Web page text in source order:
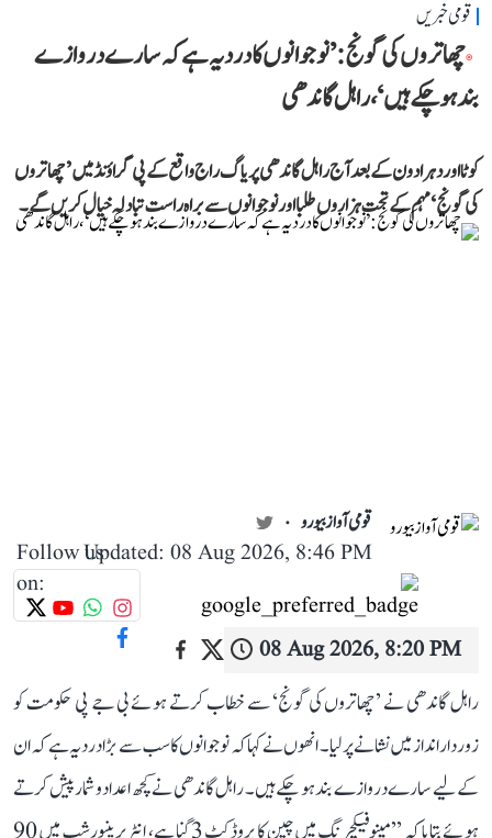
قومی خبریں
چھاتروں کی گونج: ’نوجوانوں کا درد یہ ہے کہ سارے دروازے
بند ہو چکے ہیں‘، راہل گاندھی
کوٹا اور دہرادون کے بعد آج راہل گاندھی پریاگ راج واقع کے پی گراؤنڈ میں ’چھاتروں
کی گونج‘ مہم کے تحت ہزاروں طلبا اور نوجوانوں سے براہ راست تبادلہ خیال کریں گے۔
قومی آواز بیورو
Updated: 08 Aug 2026, 8:46 PM
Follow us
on:
08 Aug 2026, 8:20 PM
راہل گاندھی نے ’چھاتروں کی گونج‘ سے خطاب کرتے ہوئے بی جے پی حکومت کو
زوردار انداز میں نشانے پر لیا۔ انھوں نے کہا کہ نوجوانوں کا سب سے بڑا درد یہ ہے کہ ان
کے لیے سارے دروازے بند ہو چکے ہیں۔ راہل گاندھی نے کچھ اعداد و شمار پیش کرتے